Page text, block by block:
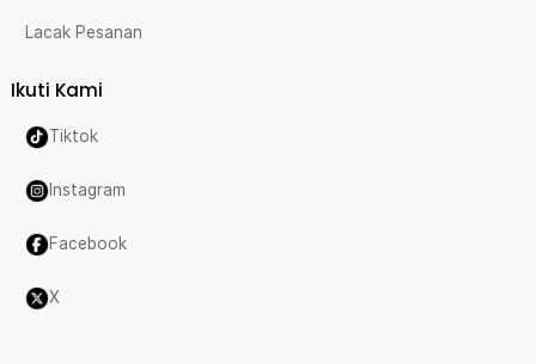
Lacak Pesanan
Ikuti Kami
Tiktok
Instagram
Facebook
X